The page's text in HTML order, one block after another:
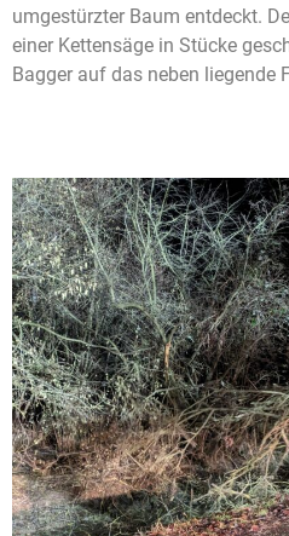
umgestürzter Baum entdeckt.
einer Kettensäge in Stücke
Bagger auf das neben liegende